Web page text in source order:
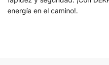
energía en el camino!.